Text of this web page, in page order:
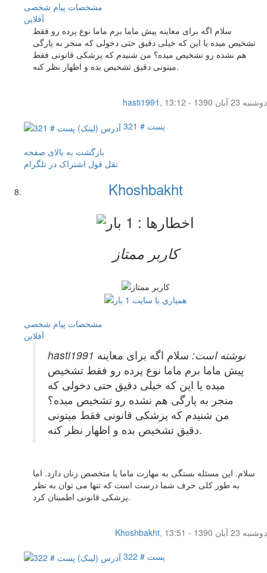
مشخصات پیام شخصی
آفلاين
سلام اگه برای معاینه پیش ماما برم ماما نوع پرده رو فقط
تشخیص میده یا این که خیلی دقیق حتی دخولی که منجر به پارگی
هم نشده رو تشخیص میده؟ من شنیدم که پزشکی قانونی فقط
میتونی دقیق تشخیص بده و اظهار نظر کنه.
hasti1991 ,
دوشنبه 23 آبان 1390 - 13:12
پست # 321
بازگشت به بالای صفحه
نقل قول اشتراک در تلگرام
Khoshbakht
کاربر ممتاز
مشخصات پیام شخصی
آفلاين
hasti1991 نوشته است: سلام اگه برای معاینه
پیش ماما برم ماما نوع پرده رو فقط تشخیص
میده یا این که خیلی دقیق حتی دخولی که
منجر به پارگی هم نشده رو تشخیص میده؟
من شنیدم که پزشکی قانونی فقط میتونی
دقیق تشخیص بده و اظهار نظر کنه.
سلام. این مسئله بستگی به مهارت ماما یا متخصص زنان دارد. اما
به طور کلی حرف شما درست است که تنها می توان به نظر
پزشکی قانونی اطمینان کرد.
Khoshbakht,
دوشنبه 23 آبان 1390 - 13:51
پست # 322